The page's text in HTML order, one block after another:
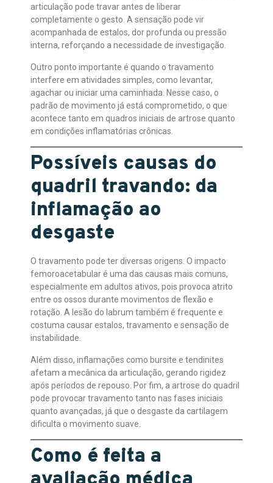
articulação pode travar antes de liberar
completamente o gesto. A sensação pode vir
acompanhada de estalos, dor profunda ou pressão
interna, reforçando a necessidade de investigação.
Outro ponto importante é quando o travamento
interfere em atividades simples, como levantar,
agachar ou iniciar uma caminhada. Nesse caso, o
padrão de movimento já está comprometido, o que
acontece tanto em quadros iniciais de artrose quanto
em condições inflamatórias crônicas.
Possíveis causas do
quadril travando: da
inflamação ao
desgaste
O travamento pode ter diversas origens. O impacto
femoroacetabular é uma das causas mais comuns,
especialmente em adultos ativos, pois provoca atrito
entre os ossos durante movimentos de flexão e
rotação. A lesão do labrum também é frequente e
costuma causar estalos, travamento e sensação de
instabilidade.
Além disso, inflamações como bursite e tendinites
afetam a mecânica da articulação, gerando rigidez
após períodos de repouso. Por fim, a artrose do quadril
pode provocar travamento tanto nas fases iniciais
quanto avançadas, já que o desgaste da cartilagem
dificulta o movimento suave.
Como é feita a